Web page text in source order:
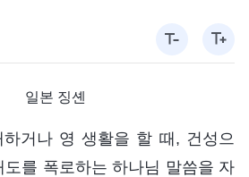
일본 징셴
거나 영 생활을 할 때, 건성으
도를 폭로하는 하나님 말씀을 자